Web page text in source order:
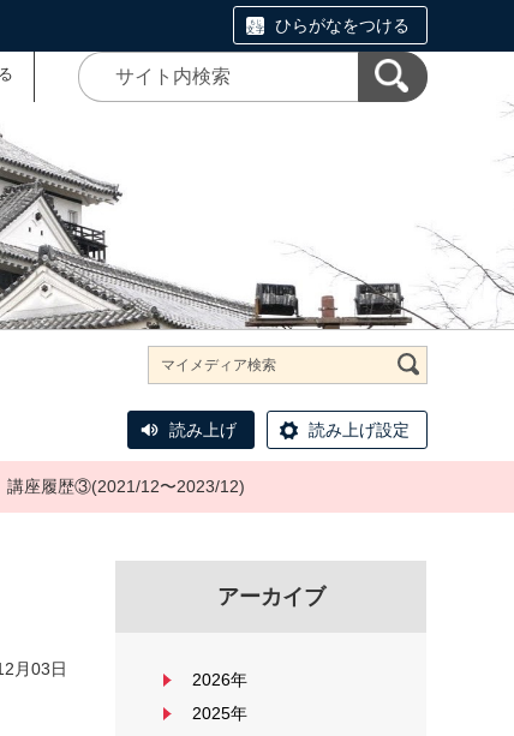
ひらがなをつける
読み上げ 読み上げ設定
講座履歴③(2021/12〜2023/12)
月03日
アーカイブ
2026年
2025年